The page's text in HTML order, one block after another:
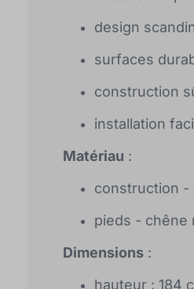
design
surfaces
construction
installation
Matériau :
construction -
pieds - chêne
Dimensions :
hauteur : 184